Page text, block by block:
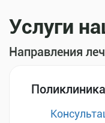
Услуги
Направления
Поликлиника